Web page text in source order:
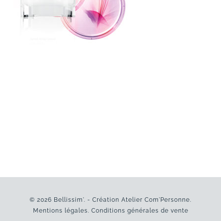
© 2026 Bellissim'. - Création Atelier Com'Personne.
Mentions légales. Conditions générales de vente